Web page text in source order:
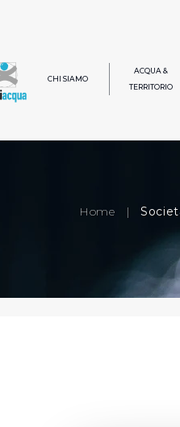
CHI SIAMO
ACQUA &
TERRITORIO
Home |